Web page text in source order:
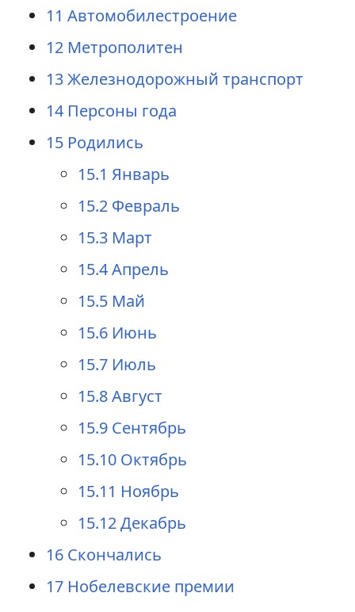
11 Автомобилестроение
12 Метрополитен
13Железнодорожный транспорт
14 Персоны года
15 Родились
15.1 Январь
15.2 Февраль
15.3 Март
15.4Апрель
15.5 Май
15.6 Июнь
15.7 Июль
15.8Август
15.9 Сентябрь
15.10 Октябрь
15.11 Ноябрь
15.12Декабрь
16 Скончались
17 Нобелевские премии